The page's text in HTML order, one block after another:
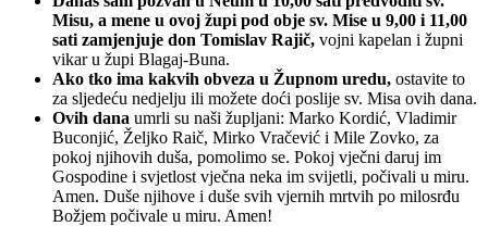
Misu, a mene u ovoj župi pod obje sv. Mise u 9,00 i 11,00
sati zamjenjuje don Tomislav Rajič, vojni kapelan i župni
vikar u župi Blagaj-Buna.
Ako tko ima kakvih obveza u Župnom uredu, ostavite to
za sljedeću nedjelju ili možete doći poslije sv. Misa ovih dana.
Ovih dana umrli su naši župljani: Marko Kordić, Vladimir
Buconjić, Željko Raič, Mirko Vračević i Mile Zovko, za
pokoj njihovih duša, pomolimo se. Pokoj vječni daruj im
Gospodine i svjetlost vječna neka im svijetli, počivali u miru.
Amen. Duše njihove i duše svih vjernih mrtvih po milosrđu
Božjem počivale u miru. Amen!